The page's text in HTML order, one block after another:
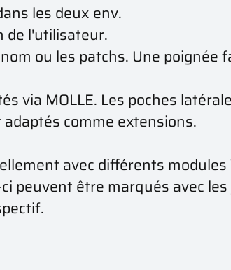
les deux env.
de l'utilisateur.
ou les patchs. Une poignée
via MOLLE. Les poches
comme extensions.
avec différents modules
peuvent être marqués avec